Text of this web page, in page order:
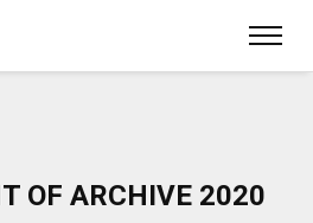
OF ARCHIVE 2020